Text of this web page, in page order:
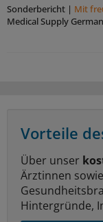
Sonderbericht | Mit
Medical Supply
Vorteile
Über unser
Ärztinnen
Hintergründe,